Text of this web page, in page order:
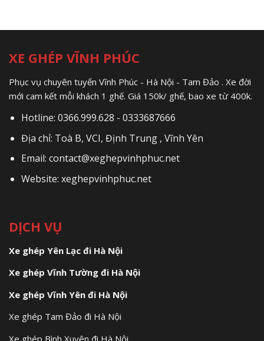
XE GHÉP VĨNH PHÚC
Phục vụ chuyên tuyến Vĩnh Phúc - Hà Nội - Tam Đảo . Xe đời
mới cam kết mỗi khách 1 ghế. Giá 150k/ ghế, bao xe từ 400k.
Hotline: 0366.999.628 - 0333687666
Địa chỉ: Toà B, VCI, Định Trung , Vĩnh Yên
Email: contact@xeghepvinhphuc.net
Website: xeghepvinhphuc.net
DỊCH VỤ
Xe ghép Yên Lạc đi Hà Nội
Xe ghép Vĩnh Tường đi Hà Nội
Xe ghép Vĩnh Yên đi Hà Nội
Xe ghép Tam Đảo đi Hà Nội
Xe ghép Bình Xuyên đi Hà Nội